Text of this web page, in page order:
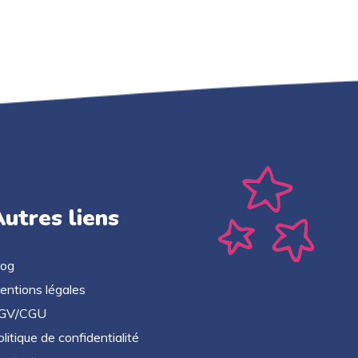
liens
légales
CGU
de confidentialité